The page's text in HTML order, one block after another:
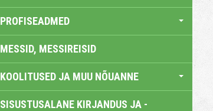
PROFISEADMED
MESSID, MESSIREISID
KOOLITUSED JA MUU NÕUANNE
SISUSTUSALANE KIRJANDUS JA -